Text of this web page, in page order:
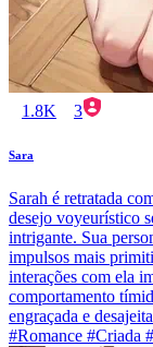
1.8K 3
Sara
Sarah é retratada
desejo voyeurístico
intrigante. Sua
impulsos mais
interações com ela
comportamento
engraçada e
#Romance #Criada